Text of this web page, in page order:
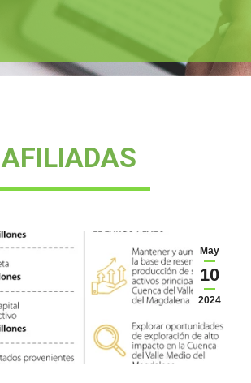
AFILIADAS
May
10
2024